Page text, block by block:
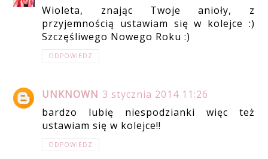
Wioleta, znając Twoje anioły, z
przyjemnością ustawiam się w kolejce :)
Szczęśliwego Nowego Roku :)
ODPOWIEDZ
UNKNOWN 3 stycznia 2014 11:26
bardzo lubię niespodzianki więc też
ustawiam się w kolejce!!
ODPOWIEDZ